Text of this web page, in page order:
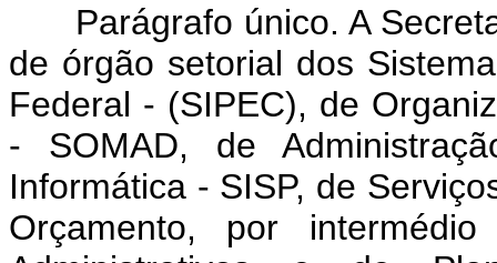
Parágrafo único. A
de órgão setorial dos
Federal - (SIPEC), de
- SOMAD, de
Informática - SISP, de
Orçamento, por